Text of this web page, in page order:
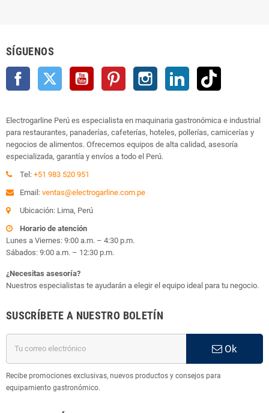
SÍGUENOS
Facebook Twitter YouTube Pinterest Instagram LinkedIn
Electrogarline Perú es especialista en maquinaria gastronómica e industrial
para restaurantes, panaderías, cafeterías, hoteles, pollerías, carnicerías y
negocios de alimentos. Ofrecemos equipos de alta calidad, asesoría
especializada, garantía y envíos a todo el Perú.
Tel: +51 983 520 951
Email: ventas@electrogarline.com.pe
Ubicación: Lima, Perú
Horario de atención
Lunes a Viernes: 9:00 a.m. – 4:30 p.m.
Sábados: 9:00 a.m. – 12:30 p.m.
¿Necesitas asesoría?
Nuestros especialistas te ayudarán a elegir el equipo ideal para tu negocio.
SUSCRÍBETE A NUESTRO BOLETÍN
Ok
Recibe promociones exclusivas, nuevos productos y consejos para
equipamiento gastronómico.